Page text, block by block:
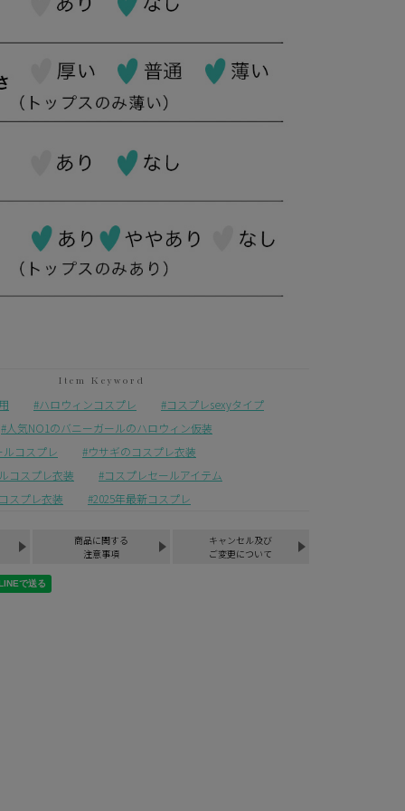
ハロウィンコスプレ
コスプレsexyタイプ
人気NO1のバニーガールのハロウィン仮装
ルコスプレ
ウサギのコスプレ衣装
コスプレ衣装
コスプレセールアイテム
スプレ衣装
2025年最新コスプレ
商品に関する
注意事項
キャンセル及び
ご変更について